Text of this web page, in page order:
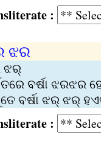
:
ଝର
ଝର୍‌
ବର୍ଷା ଝରଝର
ବର୍ଷା ଝର୍‌ ଝର୍‌
: